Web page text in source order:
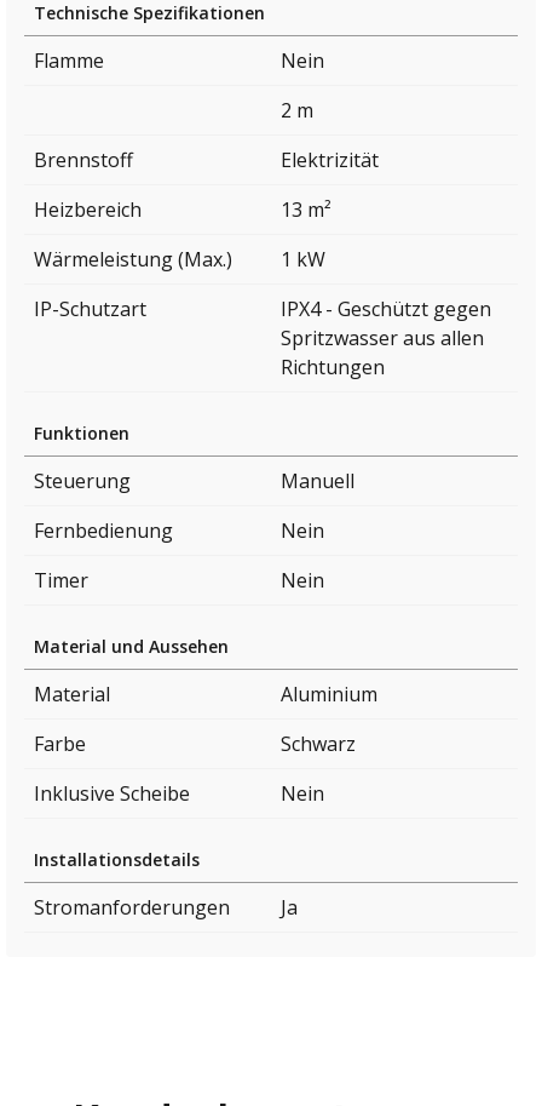
Technische Spezifikationen
Flamme
Nein
2 m
Brennstoff
Elektrizität
Heizbereich
13 m²
Wärmeleistung (Max.)
1 kW
IP-Schutzart
IPX4 - Geschützt gegen
Spritzwasser aus allen
Richtungen
Funktionen
Steuerung
Manuell
Fernbedienung
Nein
Timer
Nein
Material und Aussehen
Material
Aluminium
Farbe
Schwarz
Inklusive Scheibe
Nein
Installationsdetails
Stromanforderungen Ja